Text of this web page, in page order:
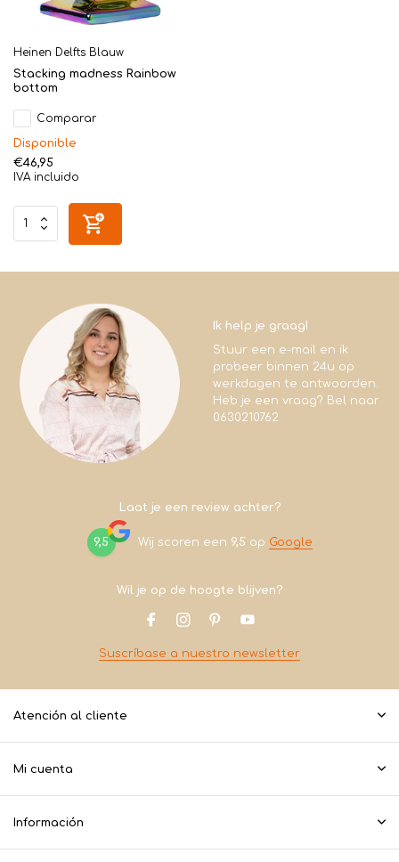
Heinen Delfts Blauw
Stacking madness Rainbow
bottom
Comparar
Disponible
€46,95
IVA incluido
Ik help je graag!
Stuur een e-mail en ik
probeer binnen 24u op
werkdagen te antwoorden.
Heb je een vraag? Bel naar
0630210762
Laat je een review achter?
9,5 Wij scoren een 9,5 op Google
Wil je op de hoogte blijven?
Suscríbase a nuestro newsletter
Atención al cliente
Mi cuenta
Información